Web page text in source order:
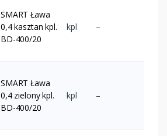
SMART Ława
0,4 kasztan kpl.
BD-400/20
kpl –
SMART Ława
0,4 zielony kpl.
BD-400/20
kpl –